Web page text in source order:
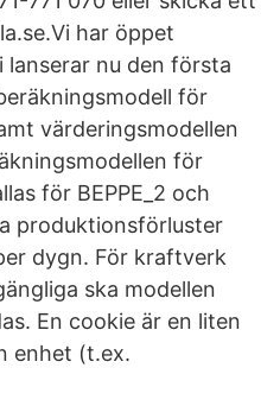
har öppet
lanserar nu den första
för
värderingsmodellen
för
för BEPPE_2 och
produktionsförluster
dygn. För kraftverk
ska modellen
En cookie är en liten
enhet (t.ex.